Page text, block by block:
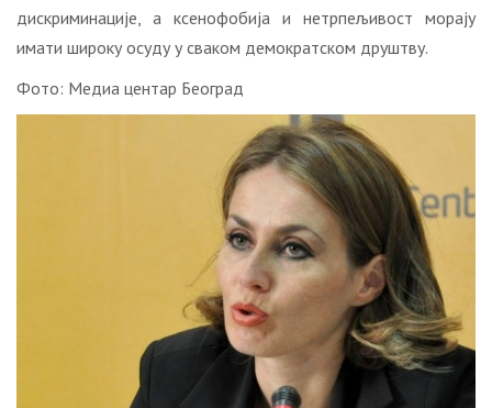
дискриминације, а ксенофобија и нетрпељивост морају
имати широку осуду у сваком демократском друштву.
Фото: Медиа центар Београд